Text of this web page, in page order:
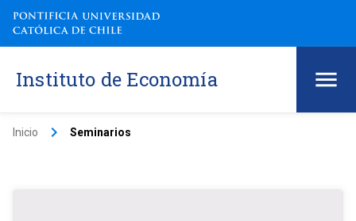
Instituto de Economía
Inicio keyboard_arrow_right Seminarios